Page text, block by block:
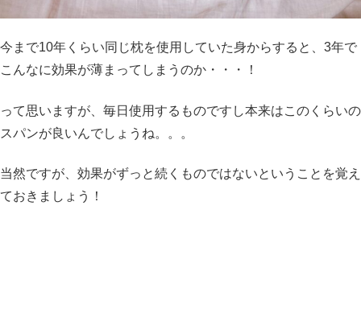
今まで10年くらい同じ枕を使用していた身からすると、3年で
こんなに効果が薄まってしまうのか・・・！
って思いますが、毎日使用するものですし本来はこのくらいの
スパンが良いんでしょうね。。。
当然ですが、効果がずっと続くものではないということを覚え
ておきましょう！